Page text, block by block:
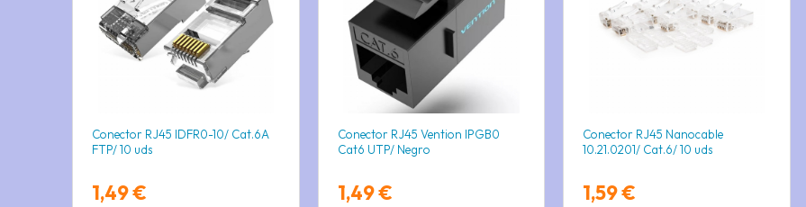
Conector RJ45 IDFR0-10/ Cat.6A
FTP/ 10 uds
1,49 €
Conector RJ45 Vention IPGB0
Cat6 UTP/ Negro
1,49 €
Conector RJ45 Nanocable
10.21.0201/ Cat.6/ 10 uds
1,59 €